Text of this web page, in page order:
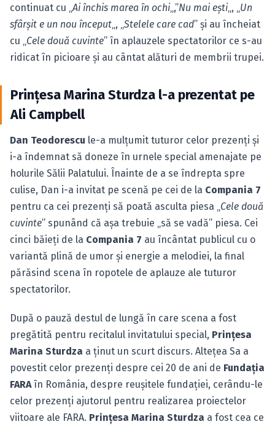
continuat cu „ Ai închis marea în ochi„,”Nu mai eşti„, „ Un
sfârşit e un nou început „, „ Stelele care cad” şi au încheiat
cu „ Cele două cuvinte” în aplauzele spectatorilor ce s-au
ridicat în picioare şi au cântat alături de membrii trupei.
Prinţesa Marina Sturdza l-a prezentat pe
Ali Campbell
Dan Teodorescu le-a mulţumit tuturor celor prezenţi şi
i-a îndemnat să doneze în urnele special amenajate pe
holurile Sălii Palatului. Înainte de a se îndrepta spre
culise, Dan i-a invitat pe scenă pe cei de la Compania 7
pentru ca cei prezenţi să poată asculta piesa „ Cele două
cuvinte” spunând că aşa trebuie „să se vadă” piesa. Cei
cinci băieţi de la Compania 7 au încântat publicul cu o
variantă plină de umor şi energie a melodiei, la final
părăsind scena în ropotele de aplauze ale tuturor
spectatorilor.
După o pauză destul de lungă în care scena a fost
pregătită pentru recitalul invitatului special, Prinţesa
Marina Sturdza a ţinut un scurt discurs. Alteţea Sa a
povestit celor prezenţi despre cei 20 de ani de Fundaţia
FARAîn România, despre reuşitele fundaţiei, cerându-le
celor prezenţi ajutorul pentru realizarea proiectelor
viitoare ale FARA. Prinţesa Marina Sturdza a fost cea ce